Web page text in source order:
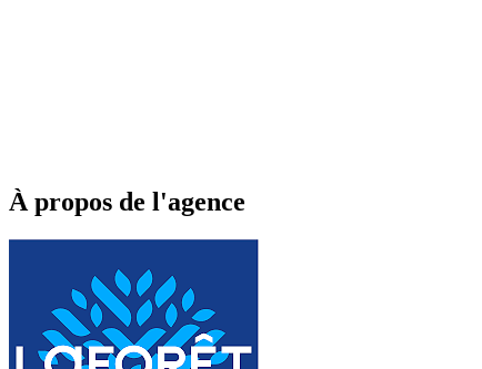
À propos de l'agence